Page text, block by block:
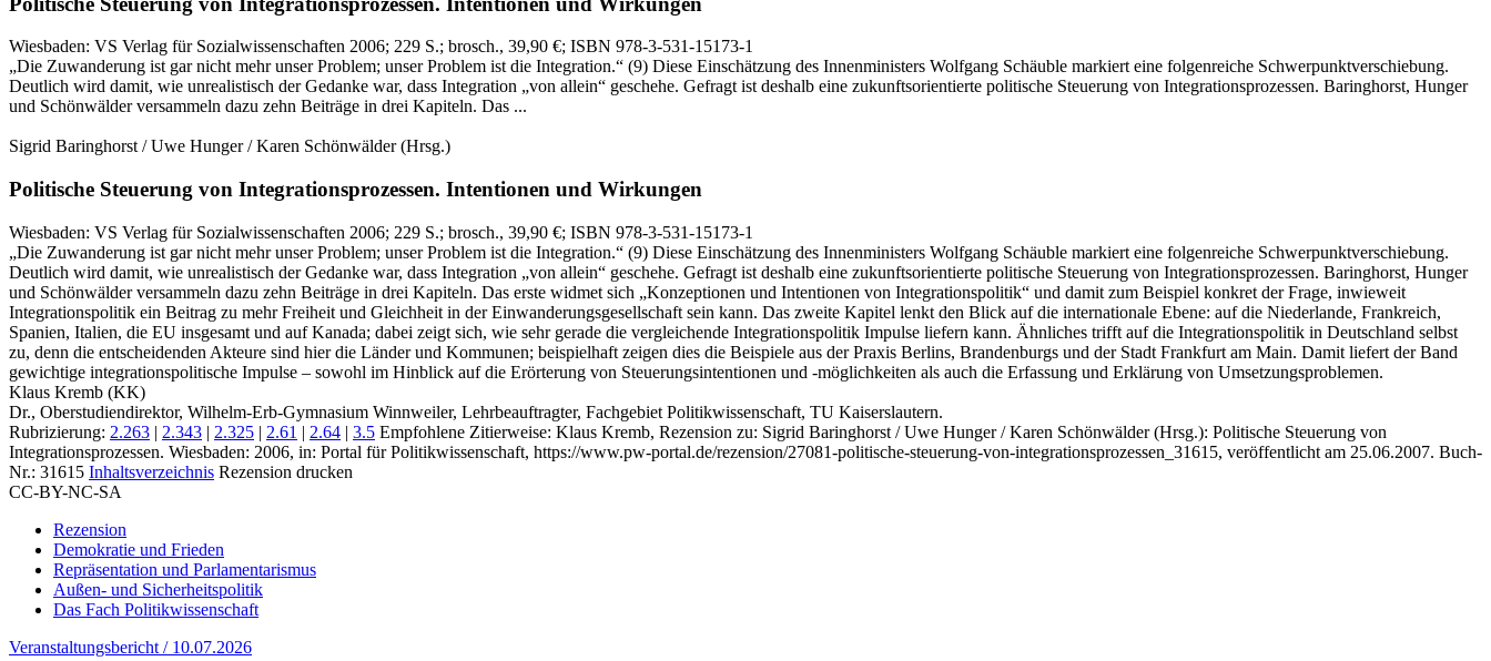
Wiesbaden: VS Verlag für Sozialwissenschaften 2006; 229 S.; brosch., 39,90 €; ISBN 978-3-531-15173-1
„Die Zuwanderung ist gar nicht mehr unser Problem; unser Problem ist die Integration.“ (9) Diese Einschätzung des Innenministers Wolfgang Schäuble markiert eine folgenreiche Schwerpunktverschiebung.
Deutlich wird damit, wie unrealistisch der Gedanke war, dass Integration „von allein“ geschehe. Gefragt ist deshalb eine zukunftsorientierte politische Steuerung von Integrationsprozessen. Baringhorst, Hunger
und Schönwälder versammeln dazu zehn Beiträge in drei Kapiteln. Das ...
Sigrid Baringhorst / Uwe Hunger / Karen Schönwälder(Hrsg.)
Politische Steuerung von Integrationsprozessen. Intentionen und Wirkungen
Wiesbaden: VS Verlag für Sozialwissenschaften 2006; 229 S.; brosch., 39,90 €; ISBN 978-3-531-15173-1
„Die Zuwanderung ist gar nicht mehr unser Problem; unser Problem ist die Integration.“ (9) Diese Einschätzung des Innenministers Wolfgang Schäuble markiert eine folgenreiche Schwerpunktverschiebung.
Deutlich wird damit, wie unrealistisch der Gedanke war, dass Integration „von allein“ geschehe. Gefragt ist deshalb eine zukunftsorientierte politische Steuerung von Integrationsprozessen. Baringhorst, Hunger
und Schönwälder versammeln dazu zehn Beiträge in drei Kapiteln. Das erste widmet sich „Konzeptionen und Intentionen von Integrationspolitik“ und damit zum Beispiel konkret der Frage, inwieweit
Integrationspolitik ein Beitrag zu mehr Freiheit und Gleichheit in der Einwanderungsgesellschaft sein kann. Das zweite Kapitel lenkt den Blick auf die internationale Ebene: auf die Niederlande, Frankreich,
Spanien, Italien, die EU insgesamt und auf Kanada; dabei zeigt sich, wie sehr gerade die vergleichende Integrationspolitik Impulse liefern kann. Ähnliches trifft auf die Integrationspolitik in Deutschland selbst
zu, denn die entscheidenden Akteure sind hier die Länder und Kommunen; beispielhaft zeigen dies die Beispiele aus der Praxis Berlins, Brandenburgs und der Stadt Frankfurt am Main. Damit liefert der Band
gewichtige integrationspolitische Impulse – sowohl im Hinblick auf die Erörterung von Steuerungsintentionen und -möglichkeiten als auch die Erfassung und Erklärung von Umsetzungsproblemen.
Klaus Kremb (KK)
Dr., Oberstudiendirektor, Wilhelm-Erb-Gymnasium Winnweiler, Lehrbeauftragter, Fachgebiet Politikwissenschaft, TU Kaiserslautern.
Rubrizierung: 2.263 | 2.343 | 2.325 | 2.61 | 2.64 | 3.5 Empfohlene Zitierweise: Klaus Kremb, Rezension zu: Sigrid Baringhorst / Uwe Hunger / Karen Schönwälder(Hrsg.): Politische Steuerung von
Integrationsprozessen. Wiesbaden: 2006, in: Portal für Politikwissenschaft, https://www.pw-portal.de/rezension/27081-politische-steuerung-von-integrationsprozessen_31615, veröffentlicht am 25.06.2007. Buch-
Nr.: 31615 Inhaltsverzeichnis Rezension drucken
CC-BY-NC-SA
Rezension
Demokratie und Frieden
Repräsentation und Parlamentarismus
Außen- und Sicherheitspolitik
Das Fach Politikwissenschaft
Veranstaltungsbericht / 10.07.2026